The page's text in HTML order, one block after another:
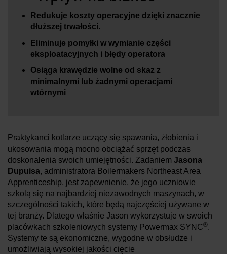
Redukuje koszty operacyjne dzięki znacznie
dłuższej trwałości.
Eliminuje pomyłki w wymianie części
eksploatacyjnych i błędy operatora
Osiąga krawędzie wolne od skaz z
minimalnymi lub żadnymi operacjami
wtórnymi
Praktykanci kotlarze uczący się spawania, żłobienia i
ukosowania mogą mocno obciążać sprzęt podczas
doskonalenia swoich umiejętności. Zadaniem Jasona
Dupuisa, administratora Boilermakers Northeast Area
Apprenticeship, jest zapewnienie, że jego uczniowie
szkolą się na najbardziej niezawodnych maszynach, w
szczególności takich, które będą najczęściej używane w
tej branży. Dlatego właśnie Jason wykorzystuje w swoich
placówkach szkoleniowych systemy Powermax SYNC®.
Systemy te są ekonomiczne, wygodne w obsłudze i
umożliwiają wysokiej jakości cięcie